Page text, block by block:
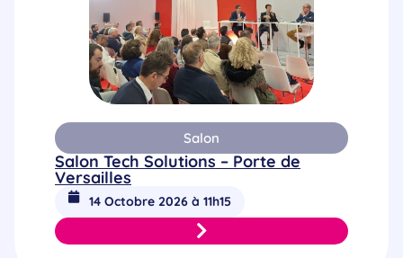
Salon
Salon Tech Solutions – Porte de
Versailles
14 Octobre 2026 à 11h15